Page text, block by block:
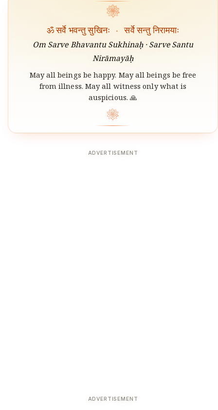
❀
ॐ सर्वे भवन्तु सुखिनः · सर्वे सन्तु निरामयाः
Om Sarve Bhavantu Sukhinaḥ · Sarve Santu
Nirāmayāḥ
May all beings be happy. May all beings be free
from illness. May all witness only what is
auspicious. 🙏
❀
ADVERTISEMENT
ADVERTISEMENT